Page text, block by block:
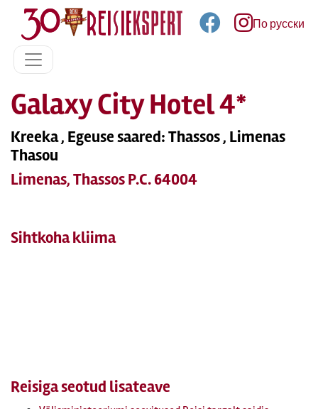
По русски
Galaxy City Hotel 4*
Kreeka , Egeuse saared: Thassos , Limenas
Thasou
Limenas, Thassos P.C. 64004
Sihtkoha kliima
Reisiga seotud lisateave